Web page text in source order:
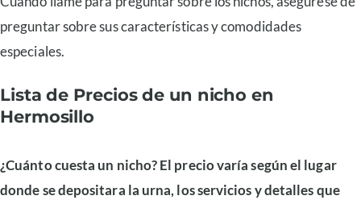
preguntar sobre sus características y comodidades
especiales.
Lista de Precios de un nicho en
Hermosillo
¿Cuánto cuesta un nicho? El precio varía según el lugar
donde se depositara la urna, los servicios y detalles que